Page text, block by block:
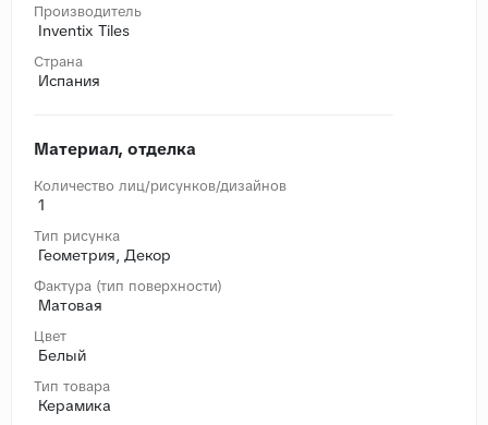
Производитель
Inventix Tiles
Страна
Испания
Материал, отделка
Количество лиц/рисунков/дизайнов
1
Тип рисунка
Геометрия, Декор
Фактура (тип поверхности)
Матовая
Цвет
Белый
Тип товара
Керамика